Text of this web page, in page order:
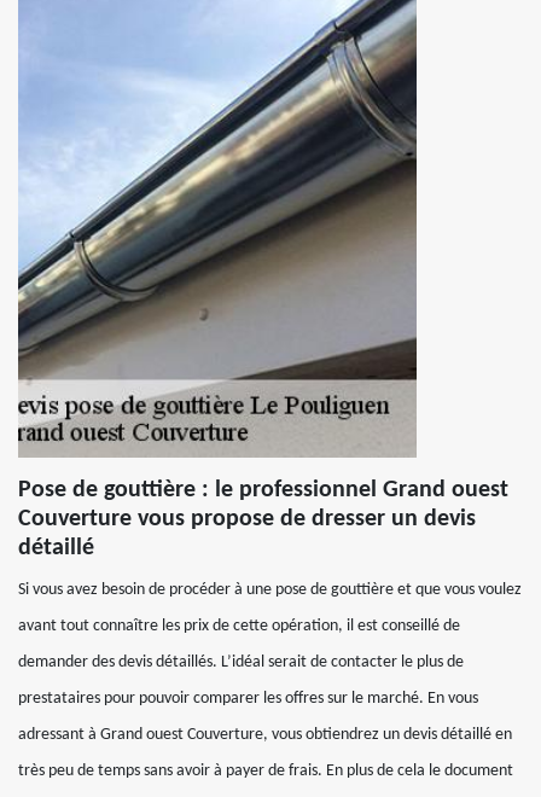
Pose de gouttière : le professionnel Grand ouest
Couverture vous propose de dresser un devis
détaillé
Si vous avez besoin de procéder à une pose de gouttière et que vous voulez
avant tout connaître les prix de cette opération, il est conseillé de
demander des devis détaillés. L’idéal serait de contacter le plus de
prestataires pour pouvoir comparer les offres sur le marché. En vous
adressant à Grand ouest Couverture, vous obtiendrez un devis détaillé en
très peu de temps sans avoir à payer de frais. En plus de cela le document